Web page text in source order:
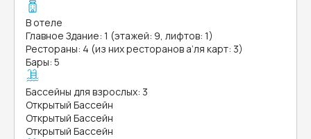
В отеле
Главное Здание: 1 (этажей: 9, лифтов: 1)
Рестораны: 4 (из них ресторанов а’ля карт: 3)
Бары: 5
Бассейны для взрослых: 3
Открытый Бассейн
Открытый Бассейн
Открытый Бассейн